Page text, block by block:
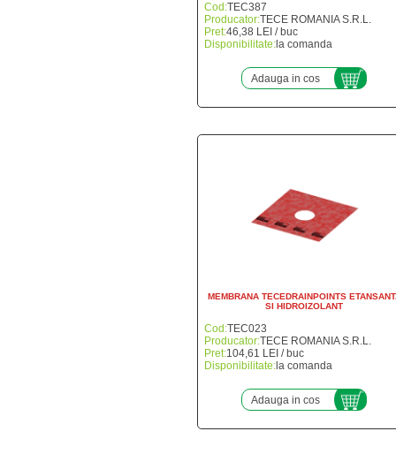
Cod:TEC387
Producator:TECE ROMANIA S.R.L.
Pret:46,38 LEI / buc
Disponibilitate: la comanda
Adauga in cos
MEMBRANA TECEDRAINPOINTS
SI HIDROIZOLANT
Cod:TEC023
Producator:TECE ROMANIA S.R.L.
Pret:104,61 LEI / buc
Disponibilitate: la comanda
Adauga in cos